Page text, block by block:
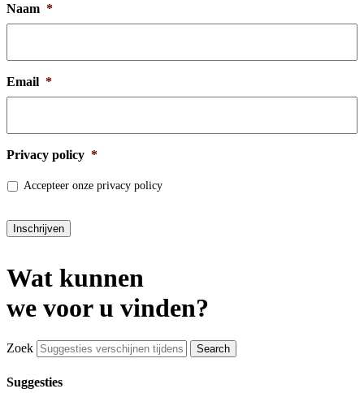
Naam *
Email *
Privacy policy *
Accepteer onze privacy policy
Inschrijven
Wat kunnen
we voor u vinden?
Zoek
Suggesties